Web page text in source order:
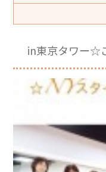
in東京タワー☆